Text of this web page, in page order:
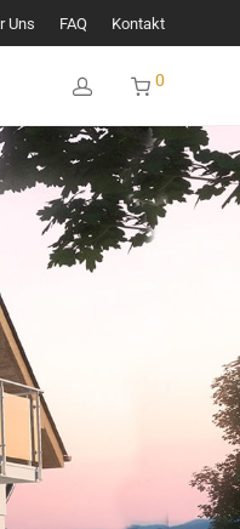
Uns FAQ Kontakt
0